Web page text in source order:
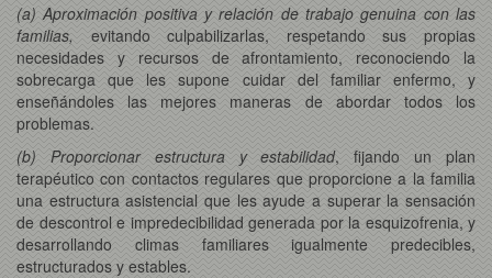
(a) Aproximación positiva y relación de trabajo genuina con las
familias, evitando culpabilizarlas, respetando sus propias
necesidades y recursos de afrontamiento, reconociendo la
sobrecarga que les supone cuidar del familiar enfermo, y
enseñándoles las mejores maneras de abordar todos los
problemas.
(b) Proporcionar estructura y estabilidad, fijando
un plan
terapéutico con contactos regulares que proporcione a la familia
una estructura asistencial que les ayude a superar la sensación
de descontrol e impredecibilidad generada por la esquizofrenia, y
desarrollando climas familiares igualmente predecibles,
estructurados y estables.